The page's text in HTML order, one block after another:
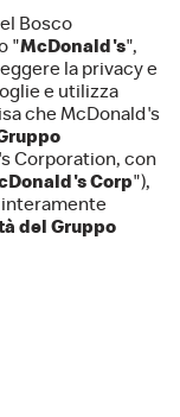
Bosco
"McDonald's",
la privacy e
e utilizza
che McDonald's
Corporation, con
Corp"),
del Gruppo